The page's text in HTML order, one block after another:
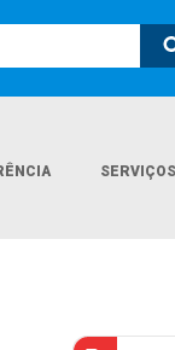
SERVIÇOS